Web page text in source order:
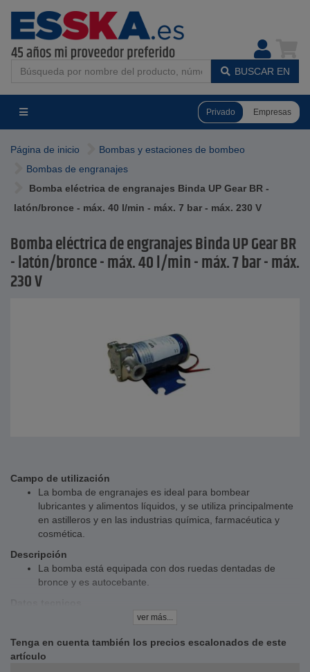
BUSCAR EN
Privado Empresas
Página de inicio
Bombas y estaciones de bombeo
Bombas de engranajes
Bomba eléctrica de engranajes Binda UP Gear BR -
latón/bronce - máx. 40 l/min - máx. 7 bar - máx. 230 V
Bomba eléctrica de engranajes Binda UP Gear BR
- latón/bronce - máx. 40 l/min - máx. 7 bar - máx.
230 V
Campo de utilización
La bomba de engranajes es ideal para bombear
lubricantes y alimentos líquidos, y se utiliza principalmente
en astilleros y en las industrias química, farmacéutica y
cosmética.
Descripción
La bomba está equipada con dos ruedas dentadas de
bronce y es autocebante.
Caudal - máx. 40 l/min
Conexión - 1/2 o 3/8 pulgada
ver más...
Tenga en cuenta también los precios escalonados de este
artículo